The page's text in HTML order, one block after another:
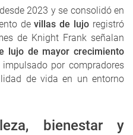
2023 y se consolidó en
devillas de lujo registró
de Knight Frank señalan
lujo de mayor crecimiento
impulsado por compradores
de vida en un entorno
bienestar y